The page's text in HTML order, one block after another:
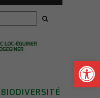
Ouvrir